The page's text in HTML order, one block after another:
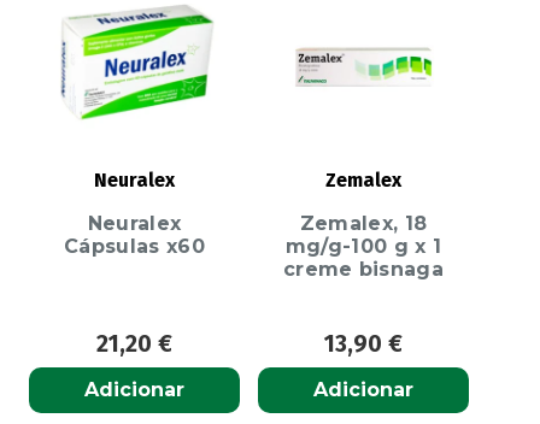
Neuralex
Neuralex
Cápsulas x60
21,20 €
Adicionar
Zemalex
Zemalex, 18
mg/g-100 g x 1
creme bisnaga
13,90 €
Adicionar